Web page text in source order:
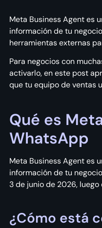
Meta Business Agent es
información de tu
herramientas externas
Para negocios con
activarlo, en este post
que tu equipo de ventas
Qué es
WhatsApp
Meta Business Agent es
información de tu
3 de junio de 2026,
¿Cómo está